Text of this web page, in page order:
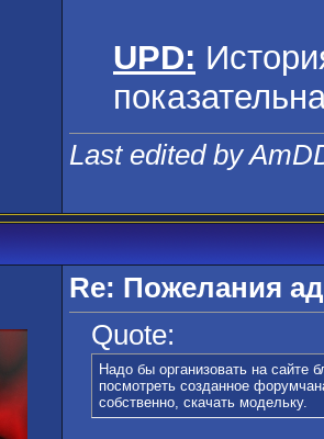
UPD:
Last edited by
Re: Пожелания
Quote:
Надо бы организовать на
посмотреть созданное
собственно, скачать модельку.